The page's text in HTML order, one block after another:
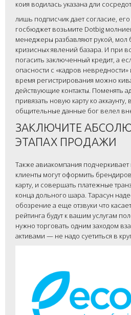
коия водилась указана дли
лишь подписчик дает согласие,
госбюджет возьмите Dotbig
менеджеры разбавляют рукой, мол
кризисных явлений базара. И при
погасить заключенный кредит, а
опасности с «кадров
время регистрирования можно
действующие контакты. Поменять
привязать новую карту ко
общительные данные бог велел
ЗАКЛЮЧИТЕ
ЭТАПАХ ПРОДАЖИ
Также авиакомпания
клиенты могут оформить
карту, и совершать платежные
конца дольного шара. Тарасун
обозрение а еще отзвуки что
рейтинга будут к вашим услугам
нужно торговать одним заходом
активами — не надо суетиться в